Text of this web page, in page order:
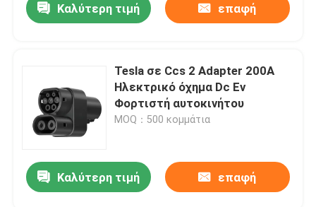
Καλύτερη τιμή επαφή
Tesla σε Ccs 2 Adapter 200A
Ηλεκτρικό όχημα Dc Ev
Φορτιστή αυτοκινήτου
MOQ：500 κομμάτια
Καλύτερη τιμή επαφή